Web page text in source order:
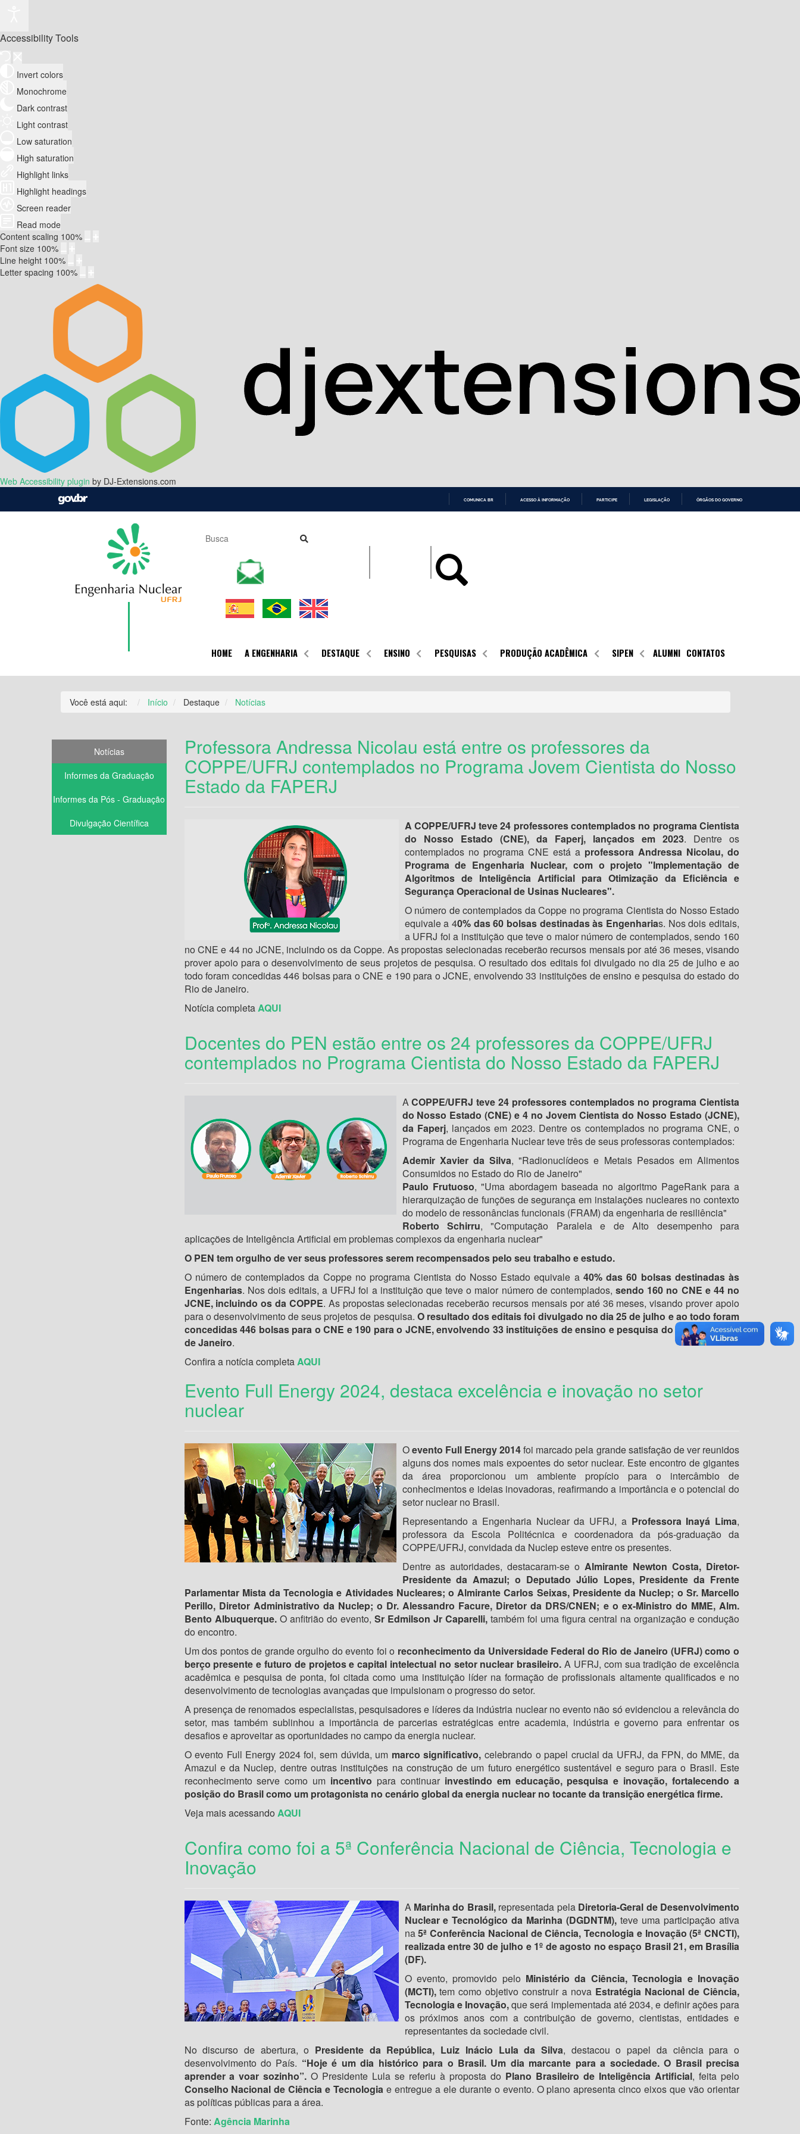
Accessibility Tools
Invert colors
Monochrome
Dark contrast
Light contrast
Low saturation
High saturation
Highlight links
Highlight headings
Screen reader
Read mode
Content scaling 100%
Font size 100%
Line height 100%
Letter spacing 100%
Web Accessibility plugin by DJ-Extensions.com
COMUNICA BR ACESSO À INFORMAÇÃO PARTICIPE LEGISLAÇÃO ÓRGÃOS DO GOVERNO
HOME A ENGENHARIA DESTAQUE ENSINO PESQUISAS PRODUÇÃO ACADÊMICA SIPEN ALUMNI CONTATOS
Você está aqui: Início Destaque Notícias
Notícias
Informes da Graduação
Informes da Pós - Graduação
Divulgação Científica
Professora Andressa Nicolau está entre os professores da
COPPE/UFRJ contemplados no Programa Jovem Cientista do Nosso
Estado da FAPERJ
A COPPE/UFRJ teve 24 professores contemplados no programa Cientista
do Nosso Estado (CNE), da Faperj, lançados em 2023. Dentre os
contemplados no programa CNE está a professora Andressa Nicolau, do
Programa de Engenharia Nuclear, com o projeto "Implementação de
Algoritmos de Inteligência Artificial para Otimização da Eficiência e
Segurança Operacional de Usinas Nucleares".
O número de contemplados da Coppe no programa Cientista do Nosso Estado
equivale a 40% das 60 bolsas destinadas às Engenharias. Nos dois editais,
a UFRJ foi a instituição que teve o maior número de contemplados, sendo 160
no CNE e 44 no JCNE, incluindo os da Coppe. As propostas selecionadas receberão recursos mensais por até 36 meses, visando
prover apoio para o desenvolvimento de seus projetos de pesquisa. O resultado dos editais foi divulgado no dia 25 de julho e ao
todo foram concedidas 446 bolsas para o CNE e 190 para o JCNE, envolvendo 33 instituições de ensino e pesquisa do estado do
Rio de Janeiro.
Notícia completaAQUI
Docentes do PEN estão entre os 24 professores da COPPE/UFRJ
contemplados no Programa Cientista do Nosso Estado da FAPERJ
ACOPPE/UFRJ teve 24 professores contemplados no programa Cientista
do Nosso Estado (CNE) e 4 no Jovem Cientista do Nosso Estado (JCNE),
da Faperj, lançados em 2023. Dentre os contemplados no programa CNE, o
Programa de Engenharia Nuclear teve três de seus professoras contemplados:
Ademir Xavier da Silva, "Radionuclídeos e Metais Pesados em Alimentos
Consumidos no Estado do Rio de Janeiro"
Paulo Frutuoso, "Uma abordagem baseada no algoritmo PageRank para a
hierarquização de funções de segurança em instalações nucleares no contexto
do modelo de ressonâncias funcionais (FRAM) da engenharia de resiliência"
Roberto Schirru, "Computação Paralela e de Alto desempenho para
aplicações de Inteligência Artificial em problemas complexos da engenharia nuclear"
O PEN tem orgulho de ver seus professores serem recompensados pelo seu trabalho e estudo.
O número de contemplados da Coppe no programa Cientista do Nosso Estado equivale a 40% das 60 bolsas destinadas às
Engenharias. Nos dois editais, a UFRJ foi a instituição que teve o maior número de contemplados,sendo 160 no CNE e 44 no
JCNE, incluindo os da COPPE. As propostas selecionadas receberão recursos mensais por até 36 meses, visando prover apoio
para o desenvolvimento de seus projetos de pesquisa. O resultado dos editais foi divulgado no dia 25 de julho e ao todo foram
concedidas 446 bolsas para o CNE e 190 para o JCNE, envolvendo 33 instituições de ensino e pesquisa do estado do Rio
de Janeiro.
Confira a notícia completaAQUI
Evento Full Energy 2024, destaca excelência e inovação no setor
nuclear
Oevento Full Energy 2014foi marcado pela grande satisfação de ver reunidos
alguns dos nomes mais expoentes do setor nuclear. Este encontro de gigantes
da área proporcionou um ambiente propício para o intercâmbio de
conhecimentos e ideias inovadoras, reafirmando a importância e o potencial do
setor nuclear no Brasil.
Representando a Engenharia Nuclear da UFRJ, a Professora Inayá Lima,
professora da Escola Politécnica e coordenadora da pós-graduação da
COPPE/UFRJ, convidada da Nuclep esteve entre os presentes.
Dentre as autoridades, destacaram-se oAlmirante Newton Costa, Diretor-
Presidente da Amazul; o Deputado Júlio Lopes, Presidente da Frente
Parlamentar Mista da Tecnologia e Atividades Nucleares; o Almirante Carlos Seixas, Presidente da Nuclep; o Sr. Marcello
Perillo, Diretor Administrativo da Nuclep; o Dr. Alessandro Facure, Diretor da DRS/CNEN; e o ex-Ministro do MME, Alm.
Bento Albuquerque.O anfitrião do evento, Sr Edmilson Jr Caparelli,também foi uma figura central na organização e condução
do encontro.
Um dos pontos de grande orgulho do evento foi o reconhecimento da Universidade Federal do Rio de Janeiro (UFRJ) como o
berço presente e futuro de projetos e capital intelectual no setor nuclear brasileiro. A UFRJ, com sua tradição de excelência
acadêmica e pesquisa de ponta, foi citada como uma instituição líder na formação de profissionais altamente qualificados e no
desenvolvimento de tecnologias avançadas que impulsionam o progresso do setor.
A presença de renomados especialistas, pesquisadores e líderes da indústria nuclear no evento não só evidenciou a relevância do
setor, mas também sublinhou a importância de parcerias estratégicas entre academia, indústria e governo para enfrentar os
desafios e aproveitar as oportunidades no campo da energia nuclear.
O evento Full Energy 2024 foi, sem dúvida, um marco significativo, celebrando o papel crucial da UFRJ, da FPN, do MME, da
Amazul e da Nuclep, dentre outras instituições na construção de um futuro energético sustentável e seguro para o Brasil. Este
reconhecimento serve como um incentivo para continuar investindo em educação, pesquisa e inovação, fortalecendo a
posição do Brasil como um protagonista no cenário global da energia nuclear no tocante da transição energética firme.
Veja mais acessando AQUI
Confira como foi a 5ª Conferência Nacional de Ciência, Tecnologia e
Inovação
A Marinha do Brasil,representada pela Diretoria-Geral de Desenvolvimento
Nuclear e Tecnológico da Marinha (DGDNTM), teve uma participação ativa
na5ª Conferência Nacional de Ciência, Tecnologia e Inovação (5ª CNCTI),
realizada entre 30 de julho e 1º de agosto no espaço Brasil 21, em Brasília
(DF).
O evento, promovido pelo Ministério da Ciência, Tecnologia e Inovação
(MCTI),tem como objetivo construir a nova Estratégia Nacional de Ciência,
Tecnologia e Inovação,que será implementada até 2034, e definir ações para
os próximos anos com a contribuição de governo, cientistas, entidades e
representantes da sociedade civil.
No discurso de abertura, o Presidente da República, Luiz Inácio Lula da Silva, destacou o papel da ciência para o
desenvolvimento do País. “Hoje é um dia histórico para o Brasil. Um dia marcante para a sociedade. O Brasil precisa
aprender a voar sozinho”. O Presidente Lula se referiu à proposta do Plano Brasileiro de Inteligência Artificial, feita pelo
Conselho Nacional de Ciência e Tecnologia e entregue a ele durante o evento. O plano apresenta cinco eixos que vão orientar
as políticas públicas para a área.
Fonte: Agência Marinha